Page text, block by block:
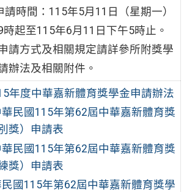
請時間：115年5月11日（星期一）
時起至115年6月11日下午5時止。
請方式及相關規定請詳參所附獎學
辦法及相關附件。
年度中華嘉新體育獎學金申請辦法
華民國115年第62屆中華嘉新體育獎
獎）申請表
華民國115年第62屆中華嘉新體育獎
獎）申請表
國115年第62屆中華嘉新體育獎學